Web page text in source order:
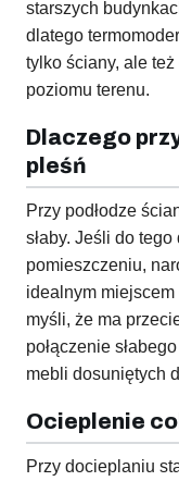
starszych
dlatego
tylko ściany, ale
poziomu terenu.
Dlaczego
pleśń
Przy podłodze
słaby. Jeśli do
pomieszczeniu,
idealnym
myśli, że ma
połączenie
mebli dosuniętych
Ocieplenie
Przy docieplaniu